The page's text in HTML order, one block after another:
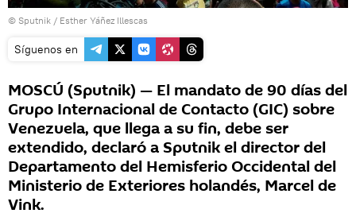
© Sputnik / Esther Yáñez Illescas
Síguenos en
MOSCÚ (Sputnik) — El mandato de 90 días del
Grupo Internacional de Contacto (GIC) sobre
Venezuela, que llega a su fin, debe ser
extendido, declaró a Sputnik el director del
Departamento del Hemisferio Occidental del
Ministerio de Exteriores holandés, Marcel de
Vink.